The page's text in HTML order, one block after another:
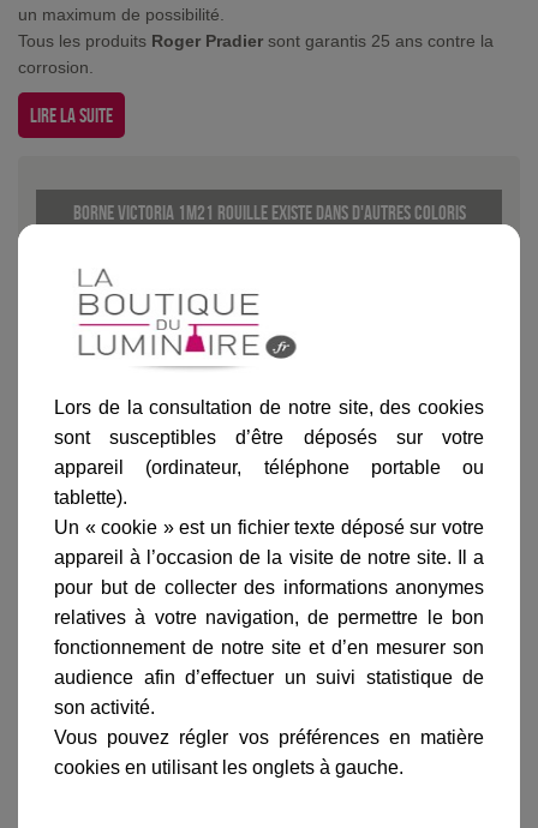
un maximum de possibilité.
Tous les produits Roger Pradier sont garantis 25 ans contre la
corrosion.
Lire la suite
Borne Victoria 1m21 Rouille existe dans d'autres coloris
Blanc Noir Vert de gris
Ajouter au panier
Informations produit
livraison
Lors de la consultation de notre site, des cookies
sont susceptibles d’être déposés sur votre
appareil (ordinateur, téléphone portable ou
tablette).
Un « cookie » est un fichier texte déposé sur votre
appareil à l’occasion de la visite de notre site. Il a
pour but de collecter des informations anonymes
relatives à votre navigation, de permettre le bon
fonctionnement de notre site et d’en mesurer son
audience afin d’effectuer un suivi statistique de
son activité.
Vous pouvez régler vos préférences en matière
cookies en utilisant les onglets à gauche.